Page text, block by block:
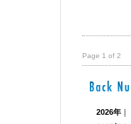
Page 1 of 2
2026年 ｜